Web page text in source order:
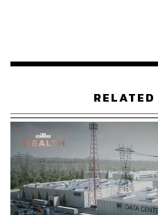
ซึ่งเรื่องนี้ต้องมาศึกษารายละ
บริษัท กรุงเทพธนาคม จำกัด
ตัวเลขดังกล่าว โดยมอบหมาย
จันทรางศุ ในฐานะประธานก
จำกัด ไปดำเนินการตรวจสอบ
สจะสนับสนุนงบประมาณในก
ยินดี